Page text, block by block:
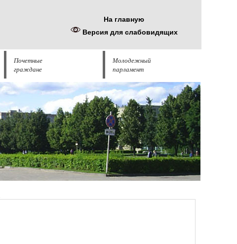
На главную
Версия для слабовидящих
Почетные
граждане
Молодежный
парламент